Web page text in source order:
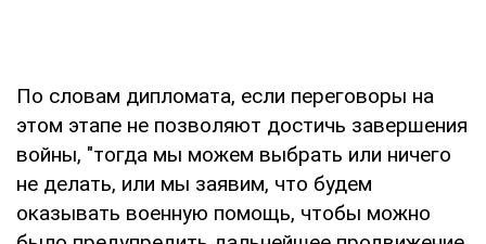
По словам дипломата, если переговоры на
этом этапе не позволяют достичь завершения
войны, "тогда мы можем выбрать или ничего
не делать, или мы заявим, что будем
оказывать военную помощь, чтобы можно